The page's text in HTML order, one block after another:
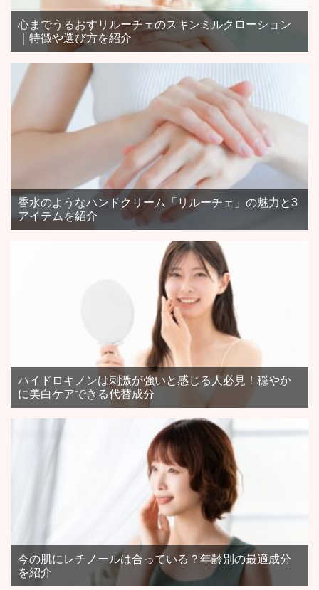
心までうるおすリルーチェのスキンミルクローション
｜特徴や選び方を紹介
香水のようなハンドクリーム「リルーチェ」の魅力と3
アイテムを紹介
ハイドロキノンは刺激が強いと感じる人必見！穏やか
に美白ケアできる代替成分
今の肌にレチノールは合っている？年齢別の最適成分
を紹介